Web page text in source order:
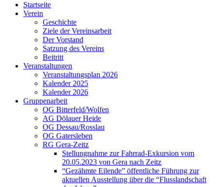
Startseite
Verein
Geschichte
Ziele der Vereinsarbeit
Der Vorstand
Satzung des Vereins
Beitritt
Veranstaltungen
Veranstaltungsplan 2026
Kalender 2025
Kalender 2026
Gruppenarbeit
OG Bitterfeld/Wolfen
AG Dölauer Heide
OG Dessau/Rosslau
OG Gatersleben
RG Gera-Zeitz
Stellungnahme zur Fahrrad-Exkursion vom
20.05.2023 von Gera nach Zeitz
“Gezähmte Eilende” öffentliche Führung zur
aktuellen Ausstellung über die “Flusslandschaft